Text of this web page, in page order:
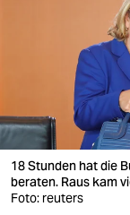
veranstaltungen
shop
fragen & hilfe
unterstützen
18 Stunden hat die
beraten. Raus kam
Foto: reuters